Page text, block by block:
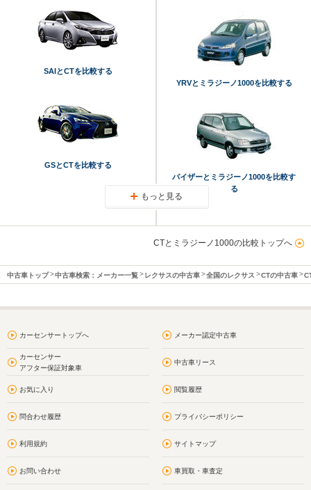
SAIとCTを比較する
GSとCTを比較する
YRVとミラジーノ1000を比較する
パイザーとミラジーノ1000を比較す
る
もっと見る
CTとミラジーノ1000の比較トップへ
中古車トップ 中古車検索：メーカー一覧 レクサスの中古車 全国のレクサス CTの中古車
カーセンサートップへ メーカー認定中古車
カーセンサー
アフター保証対象車
中古車リース
お気に入り 閲覧履歴
問合わせ履歴 プライバシーポリシー
利用規約 サイトマップ
お問い合わせ 車買取・車査定